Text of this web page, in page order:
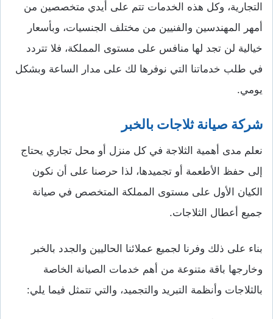
التجارية، وكل هذه الخدمات تتم على أيدي متخصصين من
أمهر المهندسين والفنيين من مختلف الجنسيات، وبأسعار
خيالية لن تجد لها منافس على مستوى المملكة، فلا تتردد
في طلب خدماتنا التي نوفرها لك على مدار الساعة وبشكل
يومي.
شركة صيانة ثلاجات بالخبر
نعلم مدى أهمية الثلاجة في كل منزل أو محل تجاري يحتاج
إلى حفظ الأطعمة أو تجميدها، لذا حرصنا على أن نكون
الكيان الأول على مستوى المملكة المتخصص في صيانة
جميع أعطال الثلاجات.
بناء على ذلك وفرنا لجميع عملائنا الحاليين والجدد بالخبر
وخارجها باقة متنوعة من أهم خدمات الصيانة الخاصة
بالثلاجات وأنظمة التبريد والتجميد، والتي تتمثل فيما يلي: